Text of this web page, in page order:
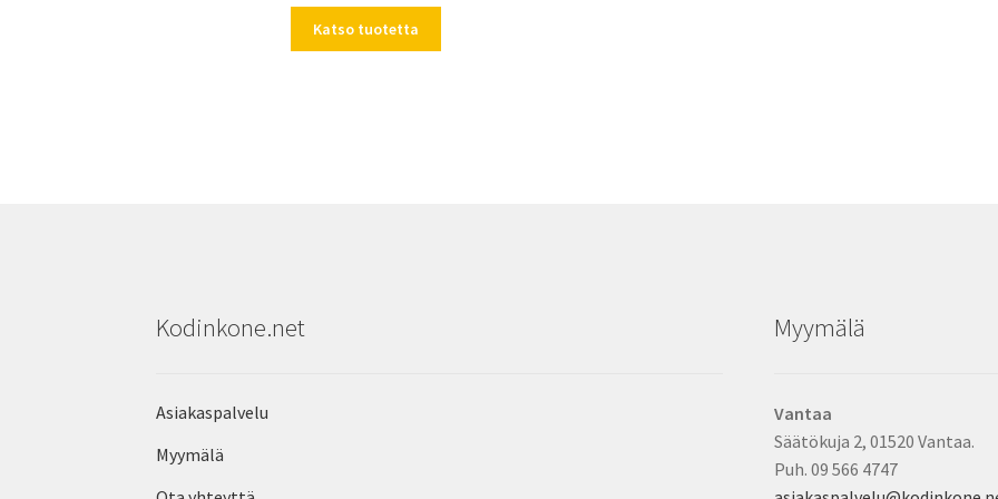
Katso tuotetta
Kodinkone.net
Asiakaspalvelu
Myymälä
Myymälä
Vantaa
Säätökuja 2, 01520 Vantaa.
Puh. 09 566 4747